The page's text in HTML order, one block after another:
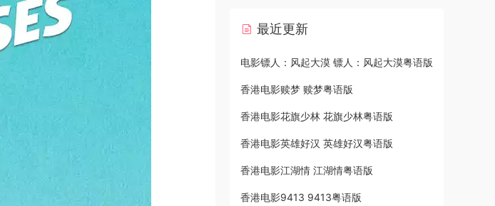
最近更新
电影镖人：风起大漠 镖人：风起大漠粤语版
香港电影赎梦 赎梦粤语版
香港电影花旗少林 花旗少林粤语版
香港电影英雄好汉 英雄好汉粤语版
香港电影江湖情 江湖情粤语版
香港电影9413 9413粤语版